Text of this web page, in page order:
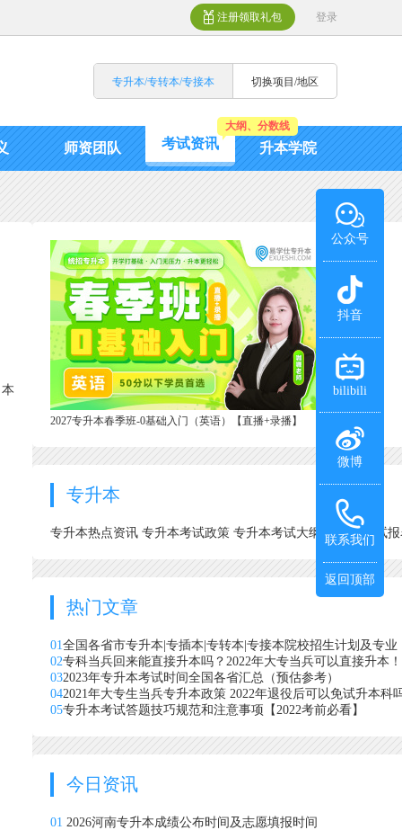
注册领取礼包 登录
专升本/专转本/专接本 切换项目/地区
师资团队 考试资讯
大纲、分数线
升本学院
2027专升本春季班-0基础入门（英语）【直播+录播】
专升本
专升本热点资讯 专升本考试政策 专升本考试大纲 专升本考试
热门文章
01全国各省市专升本|专插本|专转本|专接本院校招生计划及专业
02专科当兵回来能直接升本吗？2022年大专当兵可以直接升本！
032023年专升本考试时间全国各省汇总（预估参考）
042021年大专生当兵专升本政策 2022年退役后可以免试升本科
05专升本考试答题技巧规范和注意事项【2022考前必看】
今日资讯
01 2026河南专升本成绩公布时间及志愿填报时间
公众号
抖音
bilibili
微博
联系我们
返回顶部